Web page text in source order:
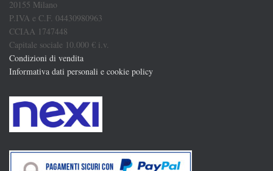
20155 Milano
P.IVA e C.F. 04430980963
CCIAA 1747448
Capitale sociale 10.000 € i.v.
Condizioni di vendita
Informativa dati personali e cookie policy